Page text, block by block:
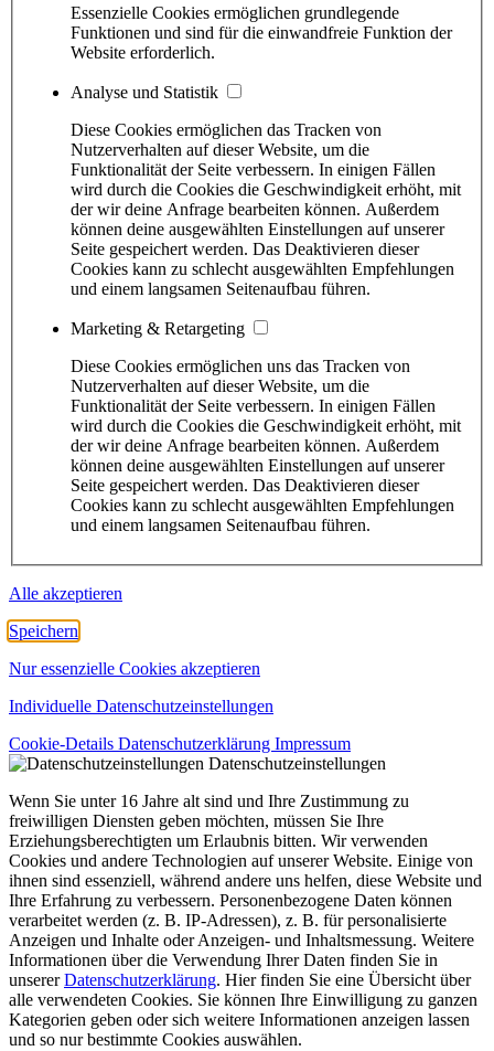
Essenzielle Cookies ermöglichen grundlegende
Funktionen und sind für die einwandfreie Funktion der
Website erforderlich.
Analyse und Statistik
Diese Cookies ermöglichen das Tracken von
Nutzerverhalten auf dieser Website, um die
Funktionalität der Seite verbessern. In einigen Fällen
wird durch die Cookies die Geschwindigkeit erhöht, mit
der wir deine Anfrage bearbeiten können. Außerdem
können deine ausgewählten Einstellungen auf unserer
Seite gespeichert werden. Das Deaktivieren dieser
Cookies kann zu schlecht ausgewählten Empfehlungen
und einem langsamen Seitenaufbau führen.
Marketing & Retargeting
Diese Cookies ermöglichen uns das Tracken von
Nutzerverhalten auf dieser Website, um die
Funktionalität der Seite verbessern. In einigen Fällen
wird durch die Cookies die Geschwindigkeit erhöht, mit
der wir deine Anfrage bearbeiten können. Außerdem
können deine ausgewählten Einstellungen auf unserer
Seite gespeichert werden. Das Deaktivieren dieser
Cookies kann zu schlecht ausgewählten Empfehlungen
und einem langsamen Seitenaufbau führen.
Alle akzeptieren
Speichern
Nur essenzielle Cookies akzeptieren
Individuelle Datenschutzeinstellungen
Cookie-Details Datenschutzerklärung Impressum
Datenschutzeinstellungen
Wenn Sie unter 16 Jahre alt sind und Ihre Zustimmung zu
freiwilligen Diensten geben möchten, müssen Sie Ihre
Erziehungsberechtigten um Erlaubnis bitten. Wir verwenden
Cookies und andere Technologien auf unserer Website. Einige von
ihnen sind essenziell, während andere uns helfen, diese Website und
Ihre Erfahrung zu verbessern. Personenbezogene Daten können
verarbeitet werden (z. B. IP-Adressen), z. B. für personalisierte
Anzeigen und Inhalte oder Anzeigen- und Inhaltsmessung. Weitere
Informationen über die Verwendung Ihrer Daten finden Sie in
unsererDatenschutzerklärung. Hier finden Sie eine Übersicht über
alle verwendeten Cookies. Sie können Ihre Einwilligung zu ganzen
Kategorien geben oder sich weitere Informationen anzeigen lassen
und so nur bestimmte Cookies auswählen.